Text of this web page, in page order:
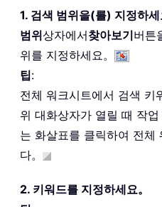
1. 검색 범위을(를) 지정하세
범위상자에서찾아보기버튼
위를 지정하세요。
팁:
전체 워크시트에서 검색 키
위 대화상자가 열릴 때 작
는 화살표를 클릭하여 전체
다。
2. 키워드를 지정하세요。